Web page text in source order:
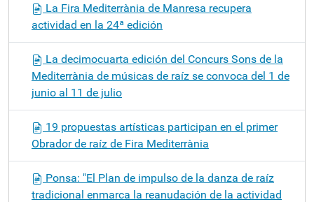
La Fira Mediterrània de Manresa recupera
actividad en la 24ª edición
La decimocuarta edición del Concurs Sons de la
Mediterrània de músicas de raíz se convoca del 1 de
junio al 11 de julio
19 propuestas artísticas participan en el primer
Obrador de raíz de Fira Mediterrània
Ponsa: "El Plan de impulso de la danza de raíz
tradicional enmarca la reanudación de la actividad